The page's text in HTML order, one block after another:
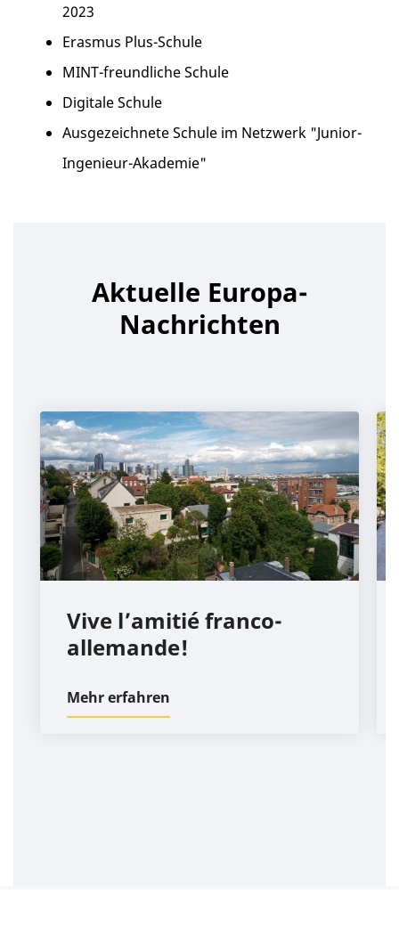
2023
Erasmus Plus-Schule
MINT-freundliche Schule
Digitale Schule
Ausgezeichnete Schule im Netzwerk "Junior-
Ingenieur-Akademie"
Aktuelle Europa-
Nachrichten
Vive l’amitié franco-
allemande!
Mehr erfahren